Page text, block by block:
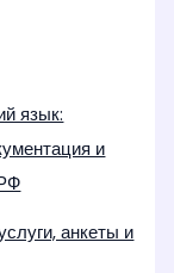
язык:
и
анкеты и